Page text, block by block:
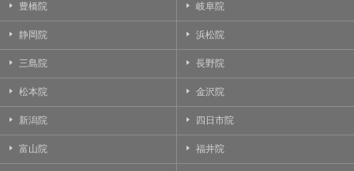
豊橋院 岐阜院
静岡院 浜松院
三島院 長野院
松本院 金沢院
新潟院 四日市院
富山院 福井院